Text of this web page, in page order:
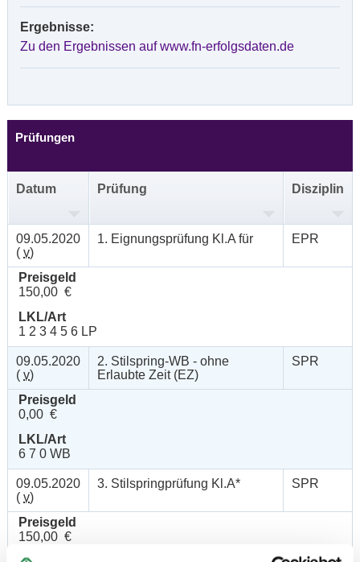
Ergebnisse:
Zu den Ergebnissen auf www.fn-erfolgsdaten.de
Prüfungen
Datum Prüfung Disziplin
09.05.2020
( v)
1. Eignungsprüfung Kl.A für EPR
Preisgeld
150,00 €
LKL/Art
1 2 3 4 5 6 LP
09.05.2020
( v)
2. Stilspring-WB - ohne
Erlaubte Zeit (EZ)
SPR
Preisgeld
0,00 €
LKL/Art
6 7 0 WB
09.05.2020
( v)
3. Stilspringprüfung Kl.A* SPR
Preisgeld
150,00 €